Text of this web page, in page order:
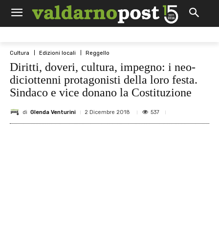
Cultura Edizioni locali Reggello
Diritti, doveri, cultura, impegno: i neo-
diciottenni protagonisti della loro festa.
Sindaco e vice donano la Costituzione
di Glenda Venturini 2 Dicembre 2018 537